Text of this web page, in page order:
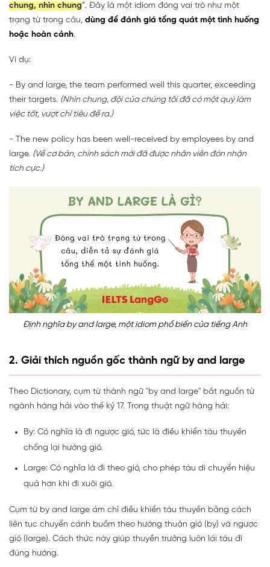
chung, nhìn chung”. Đây là một idiom đóng vai trò như một
trạng từ trong câu, dùng để đánh giá tổng quát một tình huống
hoặc hoàn cảnh.
Ví dụ:
- By and large, the team performed well this quarter, exceeding
their targets. (Nhìn chung, đội của chúng tôi đã có một quý làm
việc tốt, vượt chỉ tiêu đề ra.)
- The new policy has been well-received by employees by and
large. (Về cơ bản, chính sách mới đã được nhân viên đón nhận
tích cực.)
Định nghĩa by and large, một idiom phổ biến của tiếng Anh
2. Giải thích nguồn gốc thành ngữ by and large
Theo Dictionary, cụm từ thành ngữ "by and large" bắt nguồn từ
ngành hàng hải vào thế kỷ 17. Trong thuật ngữ hàng hải:
By: Có nghĩa là đi ngược gió, tức là điều khiển tàu thuyền
chống lại hướng gió.
Large: Có nghĩa là đi theo gió, cho phép tàu di chuyển hiệu
quả hơn khi đi xuôi gió.
Cụm từ by and large ám chỉ điều khiển tàu thuyền bằng cách
liên tục chuyển cánh buồm theo hướng thuận gió (by) và ngược
gió (large). Cách thức này giúp thuyền trưởng luôn lái tàu đi
đúng hướng.